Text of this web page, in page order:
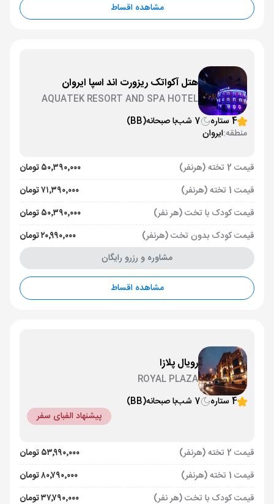
مشاهده اقساط
هتل آکواتک ریزورت اند اسپا ایروان
AQUATEK RESORT AND SPA HOTEL
4 ستاره 7 شب با صبحانه(BB)
منطقه:ایروان
قیمت 2 تخته (هرنفر)
۵۰٬۳۹۰٬۰۰۰ تومان
قیمت 1 تخته (هرنفر)
۷۱٬۳۹۰٬۰۰۰ تومان
قیمت کودک با تخت (هر نفر)
۵۰٬۳۹۰٬۰۰۰ تومان
قیمت کودک بدون تخت (هرنفر)
۲۰٬۹۹۰٬۰۰۰ تومان
مشاوره و رزرو رایگان
مشاهده اقساط
رویال پلازا
ROYAL PLAZA
4 ستاره
7 شب با صبحانه(BB)
پیشنهاد الفبای سفر
قیمت 2 تخته (هرنفر)
۵۳٬۹۹۰٬۰۰۰ تومان
قیمت 1 تخته (هرنفر)
۸۰٬۷۹۰٬۰۰۰ تومان
قیمت کودک با تخت (هر نفر)
۳۷٬۷۹۰٬۰۰۰ تومان